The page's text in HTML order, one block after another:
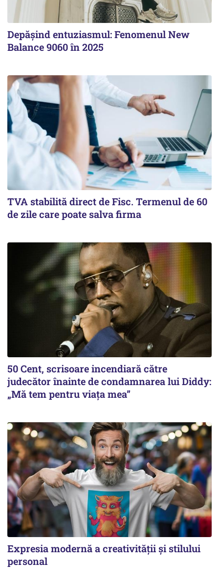
Depășind entuziasmul: Fenomenul New
Balance 9060 în 2025
TVA stabilită direct de Fisc. Termenul de 60
de zile care poate salva firma
50 Cent, scrisoare incendiară către
judecător înainte de condamnarea lui Diddy:
„Mă tem pentru viața mea”
Expresia modernă a creativității și stilului
personal